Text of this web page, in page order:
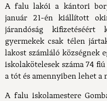
A falu lakói a kántori
január 21-én kiállított
járandóság kifizetéséért
gyermekek csak télen
lakost számláló községnek
iskolakötelesek száma 74
a tót és amennyiben lehet a
A falu iskolamestere